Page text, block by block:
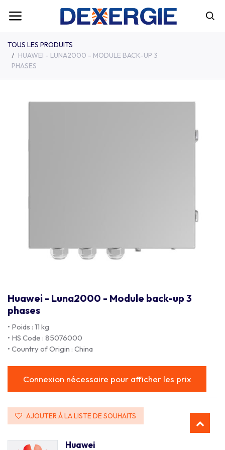
TOUS LES PRODUITS
HUAWEI - LUNA2000 - MODULE BACK-UP 3
PHASES
Huawei - Luna2000 - Module back-up 3
phases
• Poids : 11 kg
• HS Code : 85076000
• Country of Origin : China
Connexion nécessaire pour afficher les prix
AJOUTER À LA LISTE DE SOUHAITS
Huawei